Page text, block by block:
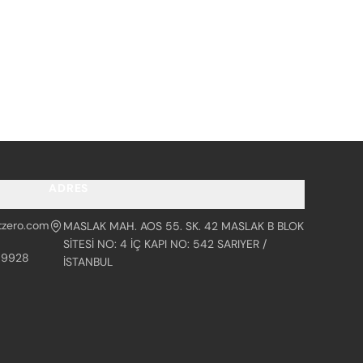
MASLAK MAH. AOS 55. SK. 42 MASLAK B BLOK
SİTESİ NO: 4 İÇ KAPI NO: 542 SARIYER /
İSTANBUL